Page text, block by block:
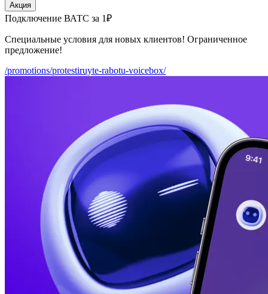
Акция
Подключение ВАТС за 1₽
Специальные условия для новых клиентов! Ограниченное
предложение!
/promotions/protestiruyte-rabotu-voicebox/